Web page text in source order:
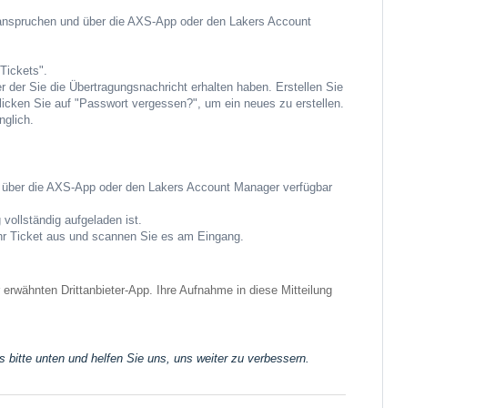
und über die AXS-App oder den Lakers Account
Sie die Übertragungsnachricht erhalten haben. Erstellen Sie
Sie auf "Passwort vergessen?", um ein neues zu erstellen.
die AXS-App oder den Lakers Account Manager verfügbar
aufgeladen ist.
Ticket aus und scannen Sie es am Eingang.
Drittanbieter-App. Ihre Aufnahme in diese Mitteilung
bitte unten und helfen Sie uns, uns weiter zu verbessern.